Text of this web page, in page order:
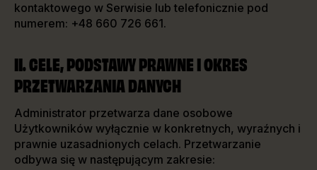
kontaktowego w Serwisie lub telefonicznie pod
numerem: +48 660 726 661.
II. CELE, PODSTAWY PRAWNE I OKRES
PRZETWARZANIA DANYCH
Administrator przetwarza dane osobowe
Użytkowników wyłącznie w konkretnych, wyraźnych i
prawnie uzasadnionych celach. Przetwarzanie
odbywa się w następującym zakresie: